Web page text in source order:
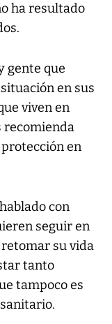
ha resultado
gente que
en sus
viven en
recomienda
en
con
seguir en
su vida
tanto
tampoco es